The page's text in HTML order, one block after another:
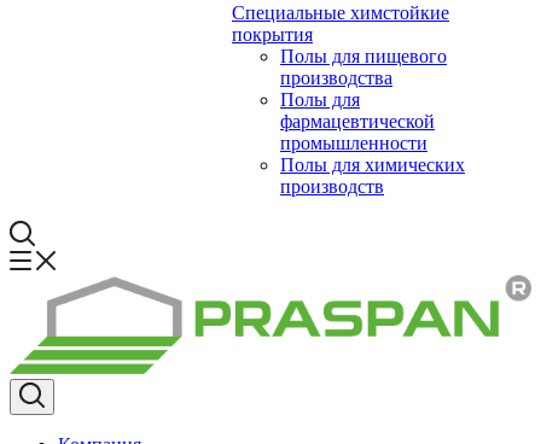
Специальные химстойкие
покрытия
Полы для пищевого
производства
Полы для
фармацевтической
промышленности
Полы для химических
производств